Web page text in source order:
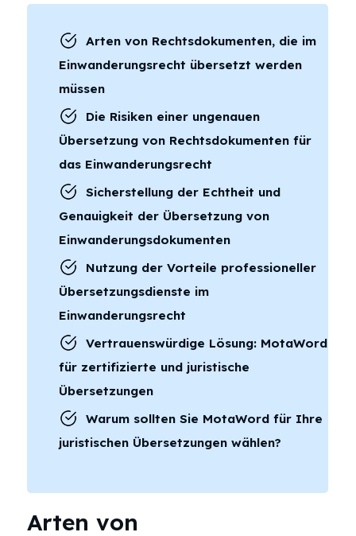
Arten von Rechtsdokumenten, die im
Einwanderungsrecht übersetzt werden
müssen
Die Risiken einer ungenauen
Übersetzung von Rechtsdokumenten für
das Einwanderungsrecht
Sicherstellung der Echtheit und
Genauigkeit der Übersetzung von
Einwanderungsdokumenten
Nutzung der Vorteile professioneller
Übersetzungsdienste im
Einwanderungsrecht
Vertrauenswürdige Lösung: MotaWord
für zertifizierte und juristische
Übersetzungen
Warum sollten Sie MotaWord für Ihre
juristischen Übersetzungen wählen?
Arten von